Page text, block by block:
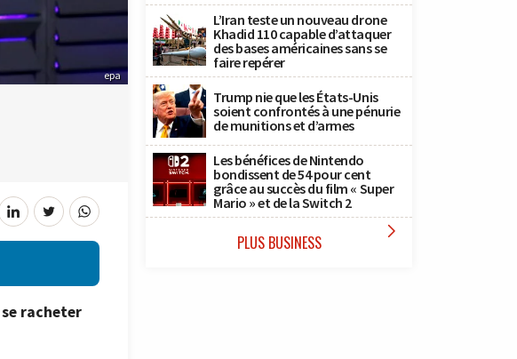
epa
racheter
L’Iran teste un nouveau drone
Khadid 110 capable d’attaquer
des bases américaines sans se
faire repérer
Trump nie que les États-Unis
soient confrontés à une pénurie
de munitions et d’armes
Les bénéfices de Nintendo
bondissent de 54 pour cent
grâce au succès du film « Super
Mario » et de la Switch 2
PLUS BUSINESS 